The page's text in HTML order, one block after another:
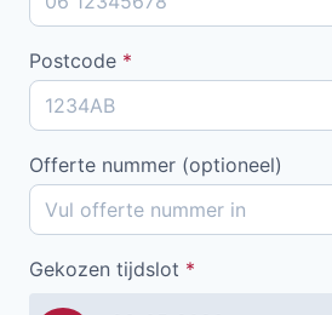
Postcode *
Offerte nummer (optioneel)
Gekozen tijdslot *